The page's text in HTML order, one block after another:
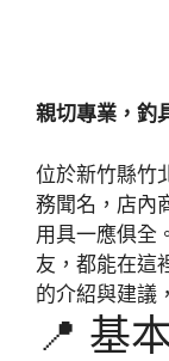
親切專業，釣
位於新竹縣竹
務聞名，店內
用具一應俱全
友，都能在這
的介紹與建議
📍 基